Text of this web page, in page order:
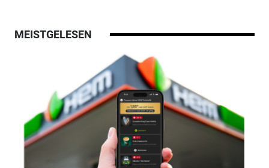
MEISTGELESEN